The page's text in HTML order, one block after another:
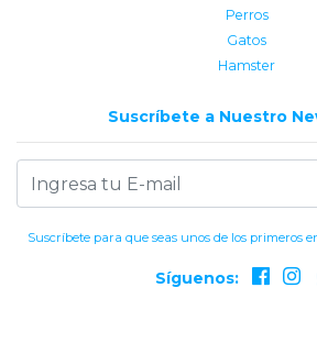
Perros
Gatos
Hamster
Suscríbete a Nuestro
Suscríbete para que seas unos de los primeros
Síguenos: